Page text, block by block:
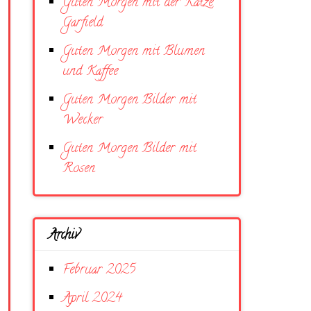
Garfield
Guten Morgen mit Blumen
und Kaffee
Guten Morgen Bilder mit
Wecker
Guten Morgen Bilder mit
Rosen
Archiv
Februar 2025
April 2024